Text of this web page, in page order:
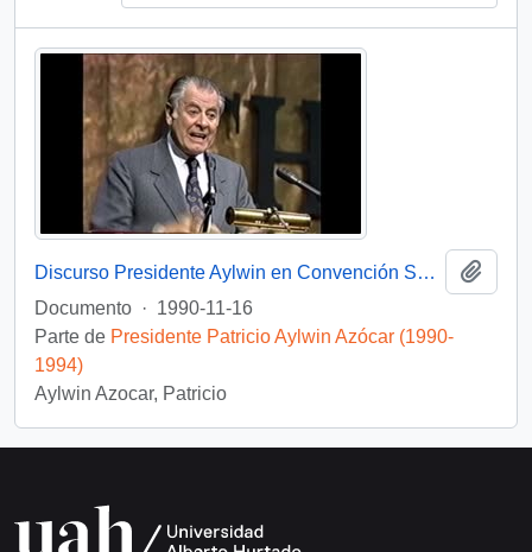
Discurso Presidente Aylwin en Convención Santiago: Video
Documento · 1990-11-16
Parte de Presidente Patricio Aylwin Azócar (1990-
1994)
Aylwin Azocar, Patricio